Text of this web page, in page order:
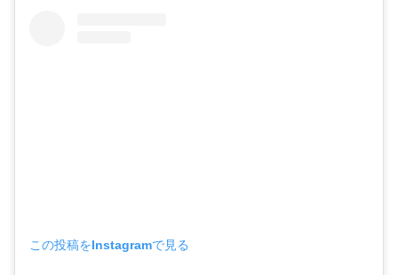
この投稿をInstagramで見る